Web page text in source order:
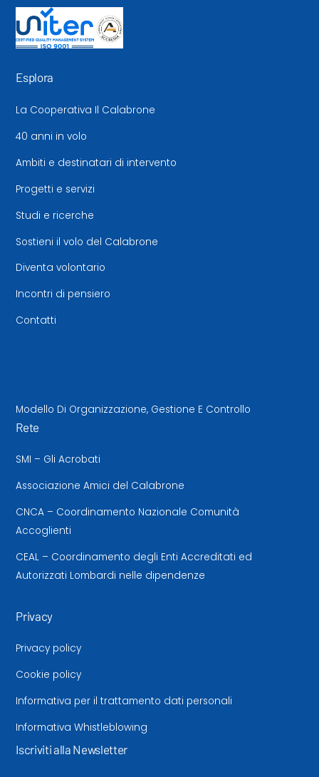
Esplora
La Cooperativa Il Calabrone
40 anni in volo
Ambiti e destinatari di intervento
Progetti e servizi
Studi e ricerche
Sostieni il volo del Calabrone
Diventa volontario
Incontri di pensiero
Contatti
Modello Di Organizzazione, Gestione E Controllo
Rete
SMI – Gli Acrobati
Associazione Amici del Calabrone
CNCA – Coordinamento Nazionale Comunità
Accoglienti
CEAL – Coordinamento degli Enti Accreditati ed
Autorizzati Lombardi nelle dipendenze
Privacy
Privacy policy
Cookie policy
Informativa per il trattamento dati personali
Informativa Whistleblowing
Iscriviti alla Newsletter